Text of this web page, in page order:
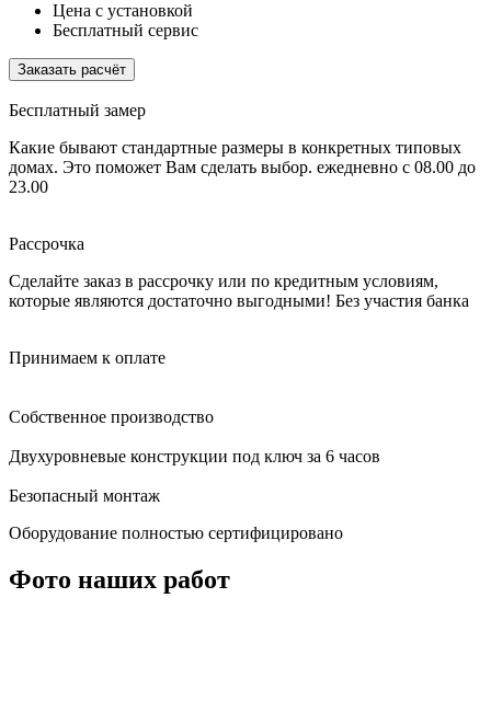
Цена с установкой
Бесплатный сервис
Заказать расчёт
Бесплатный замер
Какие бывают стандартные размеры в конкретных типовых
домах. Это поможет Вам сделать выбор. ежедневно с 08.00 до
23.00
Рассрочка
Сделайте заказ в рассрочку или по кредитным условиям,
которые являются достаточно выгодными! Без участия банка
Принимаем к оплате
Собственное производство
Двухуровневые конструкции под ключ за 6 часов
Безопасный монтаж
Оборудование полностью сертифицировано
Фото наших работ